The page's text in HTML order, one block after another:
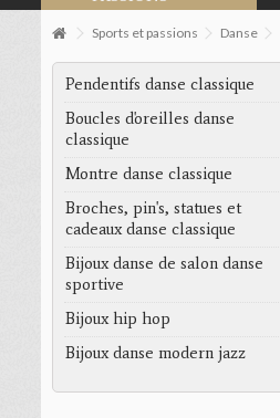
Sports et passions Danse
Pendentifs danse classique
Boucles d'oreilles danse
classique
Montre danse classique
Broches, pin's, statues et
cadeaux danse classique
Bijoux danse de salon danse
sportive
Bijoux hip hop
Bijoux danse modern jazz